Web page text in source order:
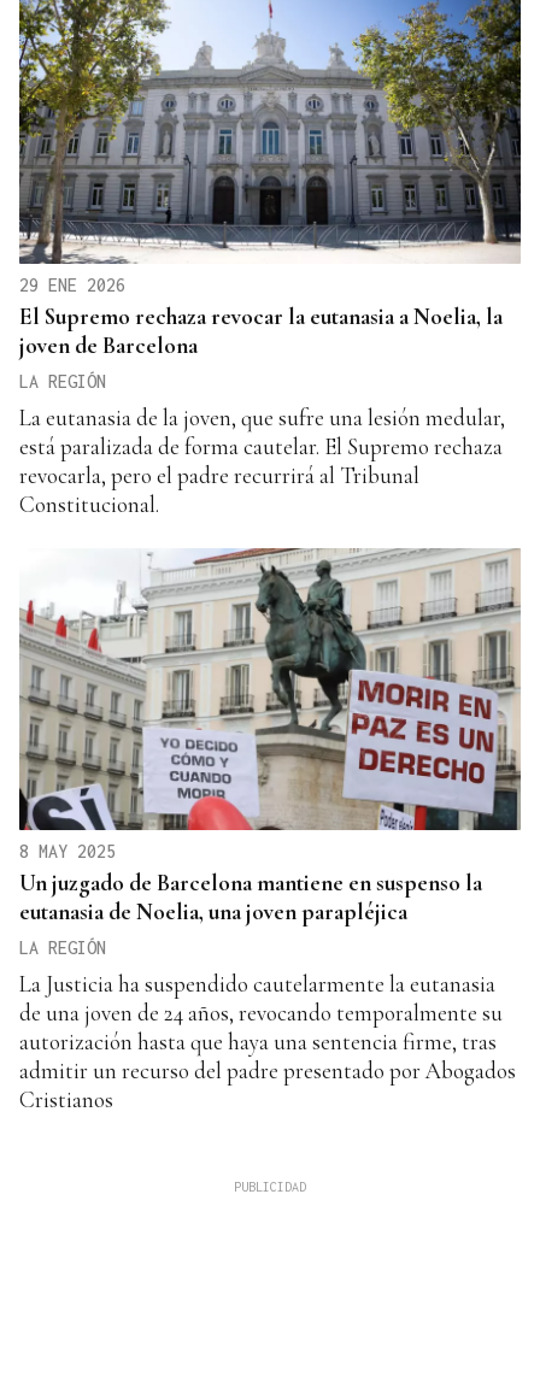
29 ENE 2026
El Supremo rechaza revocar la eutanasia a Noelia, la
joven de Barcelona
LA REGIÓN
La eutanasia de la joven, que sufre una lesión medular,
está paralizada de forma cautelar. El Supremo rechaza
revocarla, pero el padre recurrirá al Tribunal
Constitucional.
8 MAY 2025
Un juzgado de Barcelona mantiene en suspenso la
eutanasia de Noelia, una joven parapléjica
LA REGIÓN
La Justicia ha suspendido cautelarmente la eutanasia
de una joven de 24 años, revocando temporalmente su
autorización hasta que haya una sentencia firme, tras
admitir un recurso del padre presentado por Abogados
Cristianos